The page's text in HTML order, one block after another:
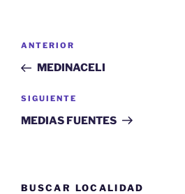
Navegación
entradas
Entrada
anterior:
ANTERIOR
MEDINACELI
Siguiente
entrada
SIGUIENTE
MEDIAS FUENTES
BUSCAR LOCALIDAD